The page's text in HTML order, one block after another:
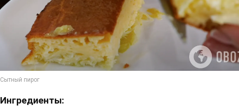
Ингредиенты: